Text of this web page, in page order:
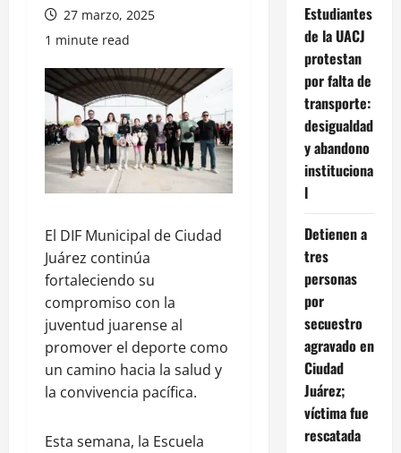
27 marzo, 2025
1 minute read
El DIF Municipal de Ciudad
Juárez continúa
fortaleciendo su
compromiso con la
juventud juarense al
promover el deporte como
un camino hacia la salud y
la convivencia pacífica.
Esta semana, la Escuela
Estudiantes
de la UACJ
protestan
por falta de
transporte:
desigualdad
y abandono
instituciona
l
Detienen a
tres
personas
por
secuestro
agravado en
Ciudad
Juárez;
víctima fue
rescatada